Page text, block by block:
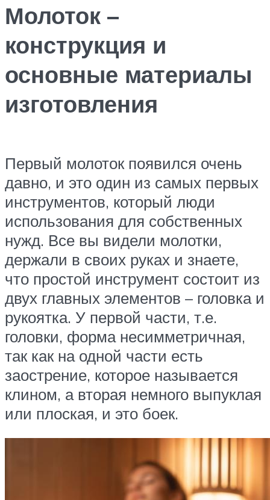
Молоток –
конструкция и
основные материалы
изготовления
Первый молоток появился очень
давно, и это один из самых первых
инструментов, который люди
использования для собственных
нужд. Все вы видели молотки,
держали в своих руках и знаете,
что простой инструмент состоит из
двух главных элементов – головка и
рукоятка. У первой части, т.е.
головки, форма несимметричная,
так как на одной части есть
заострение, которое называется
клином, а вторая немного выпуклая
или плоская, и это боек.